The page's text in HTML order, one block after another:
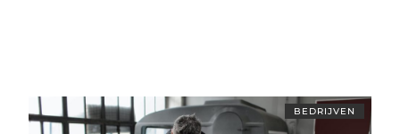
BEDRIJVEN